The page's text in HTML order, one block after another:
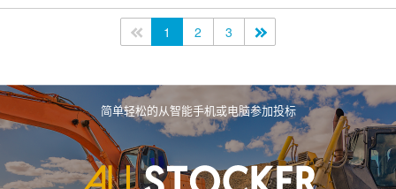
<<1 2 3
简单轻松的从智能手机或电脑参加投标